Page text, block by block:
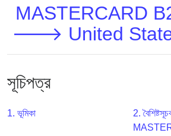
অনুসন্ধান
বিন
এপিআই
Generator
MASTERCARD
🡒 United States
সূচিপত্র
1. ভূমিকা
2.